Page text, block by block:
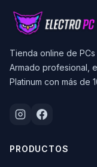
Tienda online de
Armado profesional,
Platinum con más de
PRODUCTOS